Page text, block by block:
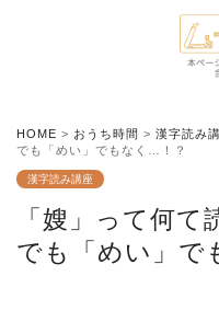
HOME > おうち時間 > 漢字読み
でも「めい」でもなく…！？
漢字読み講座
「嫂」って何て
でも「めい」で